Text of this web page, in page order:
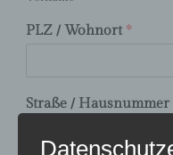
PLZ / Wohnort *
Straße / Hausnummer